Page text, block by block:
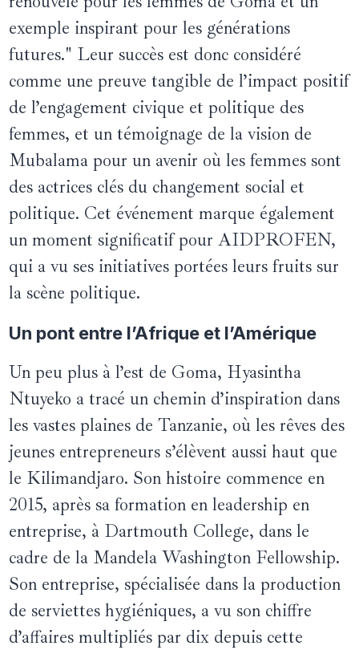
exemple inspirant pour les générations
futures." Leur succès est donc considéré
comme une preuve tangible de l’impact positif
de l’engagement civique et politique des
femmes, et un témoignage de la vision de
Mubalama pour un avenir où les femmes sont
des actrices clés du changement social et
politique. Cet événement marque également
un moment significatif pour AIDPROFEN,
qui a vu ses initiatives portées leurs fruits sur
la scène politique.
Un pont entre l’Afrique et l’Amérique
Un peu plus à l’est de Goma, Hyasintha
Ntuyeko a tracé un chemin d’inspiration dans
les vastes plaines de Tanzanie, où les rêves des
jeunes entrepreneurs s’élèvent aussi haut que
le Kilimandjaro. Son histoire commence en
2015, après sa formation en leadership en
entreprise, à Dartmouth College, dans le
cadre de la Mandela Washington Fellowship.
Son entreprise, spécialisée dans la production
de serviettes hygiéniques, a vu son chiffre
d’affaires multipliés par dix depuis cette